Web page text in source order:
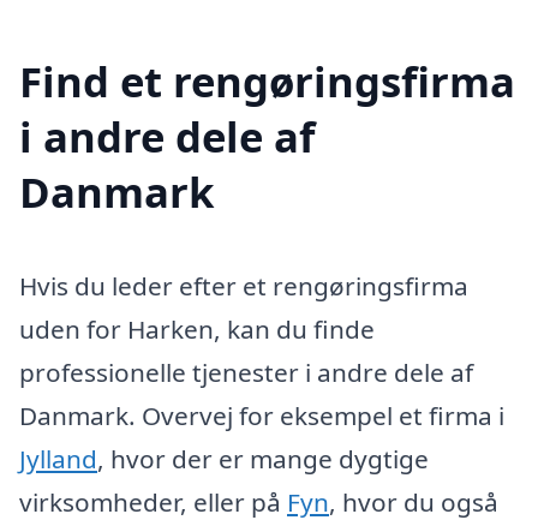
Find et rengøringsfirma
i andre dele af
Danmark
Hvis du leder efter et rengøringsfirma
uden for Harken, kan du finde
professionelle tjenester i andre dele af
Danmark. Overvej for eksempel et firma i
Jylland, hvor der er mange dygtige
virksomheder, eller på Fyn, hvor du også